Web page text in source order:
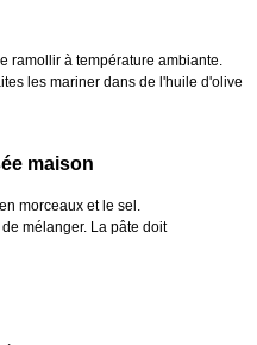
ramollir à température ambiante.
les mariner dans de l'huile d'olive
maison
morceaux et le sel.
mélanger. La pâte doit